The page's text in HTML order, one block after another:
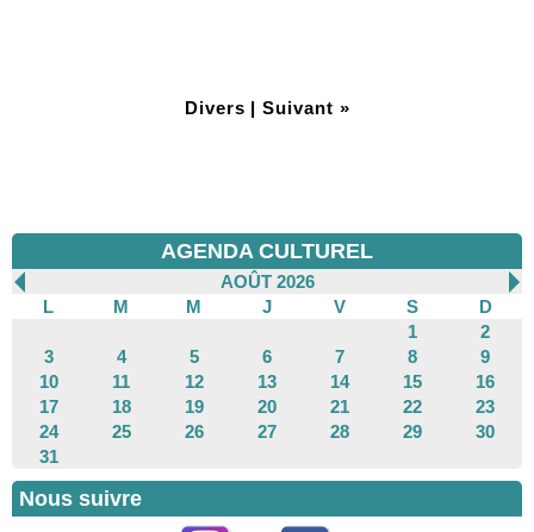
Divers | Suivant »
AGENDA CULTUREL
AOÛT 2026
L
M M J V S
D
1
2
3
4 5 6 7 8
9
10
11 12 13 14 15
16
17
18 19 20 21 22
23
24
25 26 27 28 29
30
31
Nous suivre